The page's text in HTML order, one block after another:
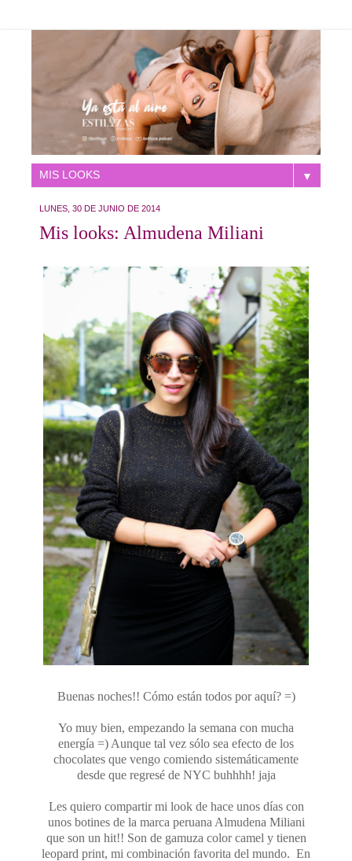
▼
LUNES, 30 DE JUNIO DE 2014
Mis looks: Almudena Miliani
Buenas noches!! Cómo están todos por aquí? =)
Yo muy bien, empezando la semana con mucha
energía =) Aunque tal vez sólo sea efecto de los
chocolates que vengo comiendo sistemáticamente
desde que regresé de NYC buhhhh! jaja
Les quiero compartir mi look de hace unos días con
unos botines de la marca peruana Almudena Miliani
que son un hit!! Son de gamuza color camel y tienen
leopard print, mi combinación favorita del mundo. En